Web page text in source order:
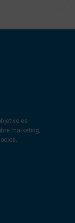
es
marketing,